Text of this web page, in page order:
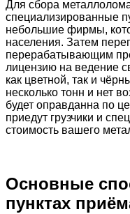
Для сбора
специализированные
небольшие фирмы,
населения. Затем
перерабатывающим
лицензию на ведение
как цветной, так и
несколько тонн и нет
будет оправданна по
приедут грузчики и
стоимость вашего
Основные
пунктах